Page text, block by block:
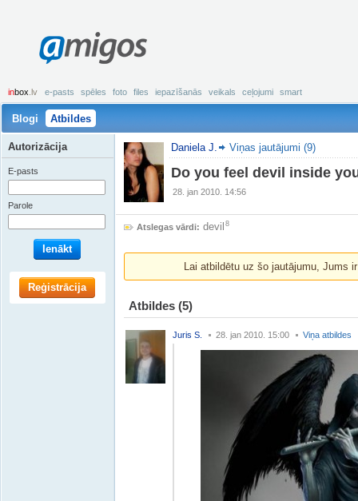
amigos
inbox .lv e-pasts spēles foto files iepazīšanās veikals ceļojumi smart
Blogi Atbildes
Daniela J. Viņas jautājumi (9)
Do you feel devil inside
28. jan 2010. 14:56
Atslegas vārdi: devil 8
Lai atbildētu uz šo jautājumu, Jums
Atbildes (5)
Juris S. 28. jan 2010. 15:00 Viņa atbildes
Autorizācija
E-pasts
Parole
Ienākt
Reģistrācija